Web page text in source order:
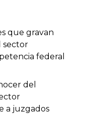
que gravan
sector
federal
del
a juzgados